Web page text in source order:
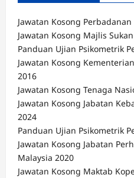
Jawatan Kosong
Jawatan Kosong Majlis
Panduan Ujian Psikometrik
Jawatan Kosong
2016
Jawatan Kosong Tenaga
Jawatan Kosong Jabatan
2024
Panduan Ujian Psikometrik
Jawatan Kosong Jabatan
Malaysia 2020
Jawatan Kosong Maktab